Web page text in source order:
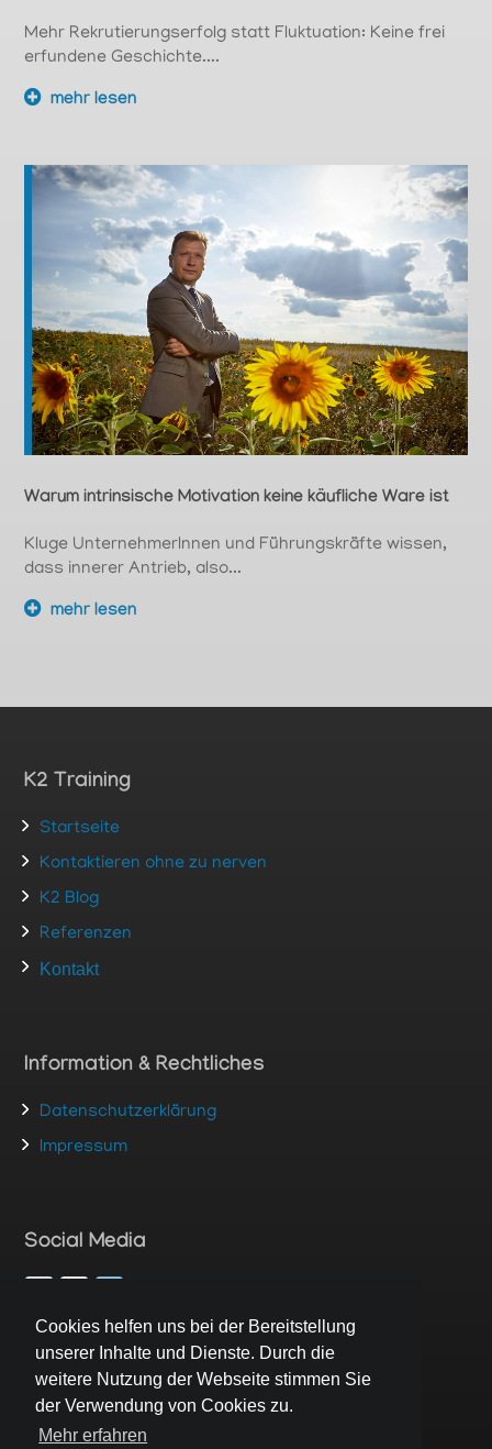
Cookies helfen uns bei der Bereitstellung
unserer Inhalte und Dienste. Durch die
weitere Nutzung der Webseite stimmen Sie
der Verwendung von Cookies zu.
Mehr erfahren
Mehr Rekrutierungserfolg statt Fluktuation: Keine frei
erfundene Geschichte....
mehr lesen
Warum intrinsische Motivation keine käufliche Ware ist
Kluge UnternehmerInnen und Führungskräfte wissen,
dass innerer Antrieb, also...
mehr lesen
K2 Training
Startseite
Kontaktieren ohne zu nerven
K2 Blog
Referenzen
Kontakt
Information & Rechtliches
Datenschutzerklärung
Impressum
Social Media
Interesse am K2 Training?
Kontakt aufnehmen